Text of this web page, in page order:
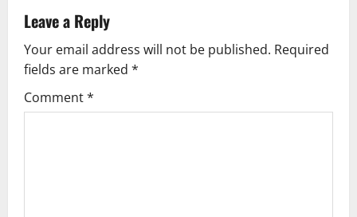
v
i
g
Leave a Reply
Your email address will not be published. Required
fields are marked *
Comment*